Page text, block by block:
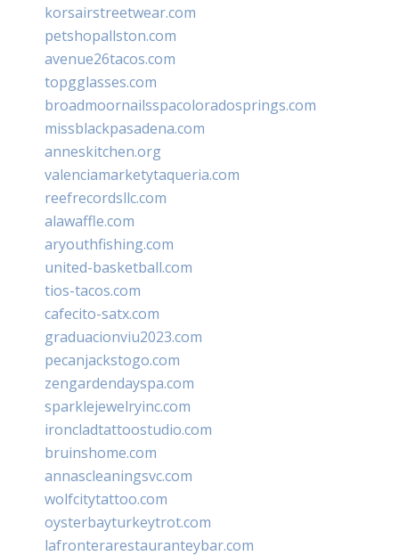
korsairstreetwear.com
petshopallston.com
avenue26tacos.com
topgglasses.com
broadmoornailsspacoloradosprings.com
missblackpasadena.com
anneskitchen.org
valenciamarketytaqueria.com
reefrecordsllc.com
alawaffle.com
aryouthfishing.com
united-basketball.com
tios-tacos.com
cafecito-satx.com
graduacionviu2023.com
pecanjackstogo.com
zengardendayspa.com
sparklejewelryinc.com
ironcladtattoostudio.com
bruinshome.com
annascleaningsvc.com
wolfcitytattoo.com
oysterbayturkeytrot.com
lafronterarestauranteybar.com